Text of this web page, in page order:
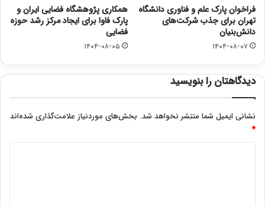
فراخوان پارک علم و فناوری دانشگاه
تهران برای جذب شرکت‌های
دانش‌بنیان
۱۴۰۴-۰۸-۰۷
همکاری پژوهشگاه فضایی ایران و
پارک فاوا برای ایجاد مرکز رشد حوزه
فضایی
۱۴۰۴-۰۸-۰۵
دیدگاهتان را بنویسید
نشانی ایمیل شما منتشر نخواهد شد. بخش‌های موردنیاز علامت‌گذاری شده‌اند
*